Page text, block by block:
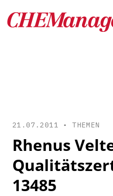
21.07.2011 •THEMEN
Rhenus
13485